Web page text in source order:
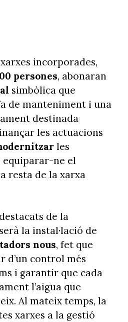
incorporades,
persones, abonaran
simbòlica que
de manteniment i una
destinada
les actuacions
les
ne el
resta de la xarxa
de la
la instal·lació de
nous, fet que
d’un control més
i garantir que cada
l’aigua que
Al mateix temps, la
xarxes a la gestió